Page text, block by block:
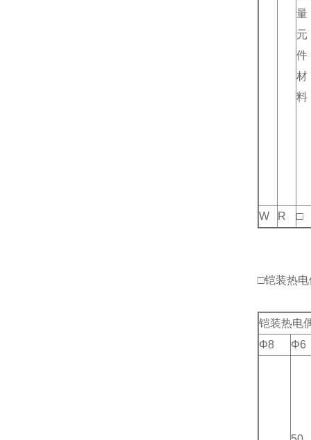
量
元
件
材
料
W R □
□铠装热
铠装热电
Φ8
Φ6